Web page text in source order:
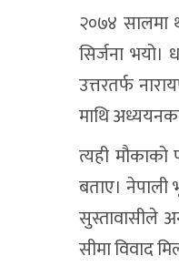
२०७४ सालमा
सिर्जना
उत्तरतर्फ
माथि
त्यही
बताए। नेपाली
सुस्तावासीले
सीमा विवाद